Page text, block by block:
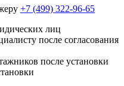
+7 (499) 322-96-65
лиц
после согласования
после установки